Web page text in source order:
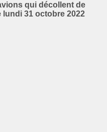
qui décollent de
lundi 31 octobre 2022